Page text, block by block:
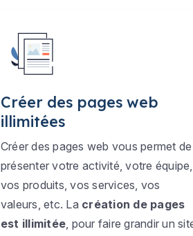
Créer des pages web
illimitées
Créer des pages web vous permet de
présenter votre activité, votre équipe,
vos produits, vos services, vos
valeurs, etc. La création de pages
est illimitée , pour faire grandir un